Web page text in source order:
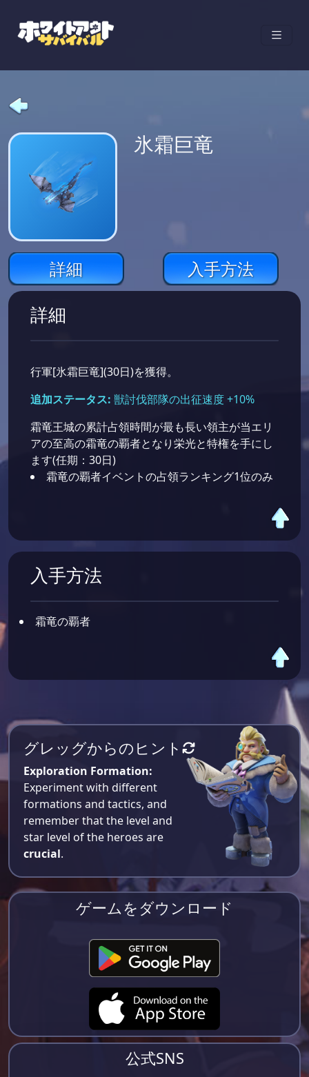
氷霜巨竜
詳細 入手方法
詳細
行軍[氷霜巨竜](30日)を獲得。
追加ステータス: 獣討伐部隊の出征速度 +10%
霜竜王城の累計占領時間が最も長い領主が当エリ
アの至高の霜竜の覇者となり栄光と特権を手にし
ます(任期：30日)
霜竜の覇者イベントの占領ランキング1位のみ
入手方法
霜竜の覇者
グレッグからのヒント
Exploration Formation:
Experiment with different
formations and tactics, and
remember that the level and
star level of the heroes are
crucial.
ゲームをダウンロード
公式SNS